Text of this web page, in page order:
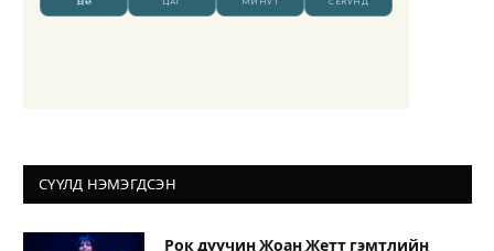
СҮҮЛД НЭМЭГДСЭН
Рок дуучин Жоан Жетт гэмтлийн